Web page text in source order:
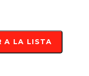
A LA LISTA